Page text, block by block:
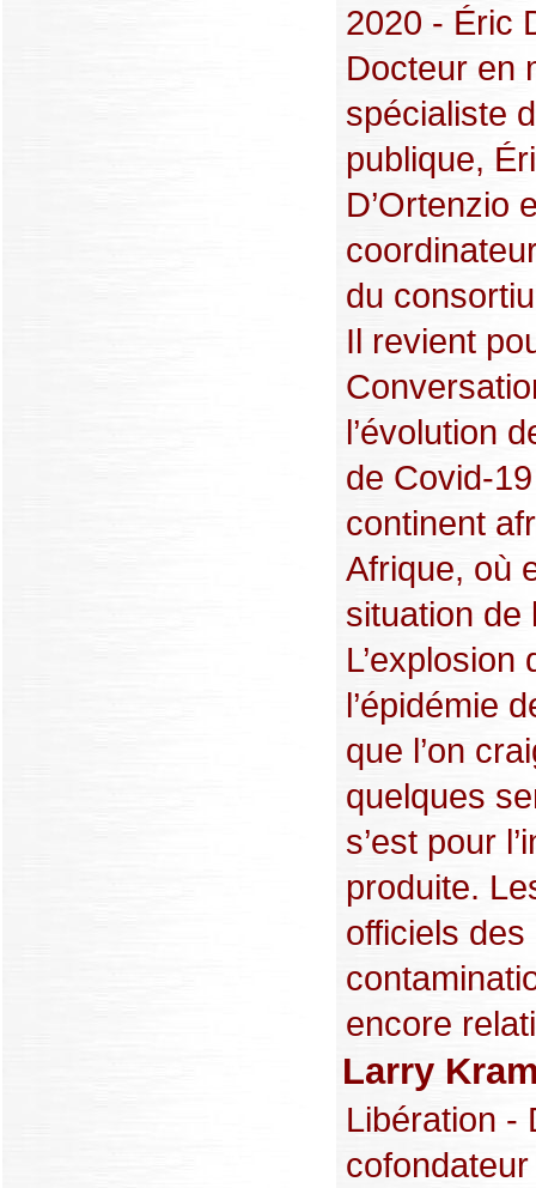
2020 - Éric
Docteur en
spécialiste
publique,
D’Ortenzio
du
Il revient
l’évolution
de Covid-
continent
Afrique, où
situation de
L’explosion
l’épidémie
que l’on
quelques
s’est pour
produite.
officiels des
encore
Larry
Libération -